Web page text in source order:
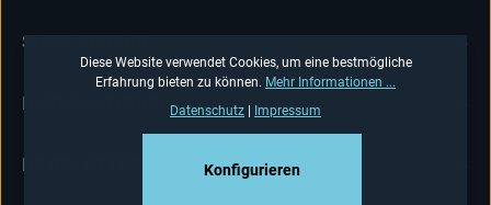
SHOP-SERVICE
INFORMATIONEN
Diese Website verwendet Cookies, um eine bestmögliche
Erfahrung bieten zu können. Mehr Informationen ...
Datenschutz | Impressum
Konfigurieren